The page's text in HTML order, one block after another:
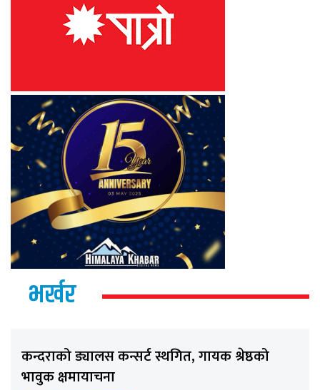
भर्खर
कन्दराको ड्यालस कन्सर्ट स्थगित, गायक श्रेष्ठको
भावुक क्षमायाचना